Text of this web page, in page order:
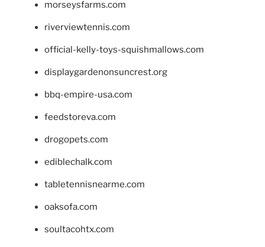
morseysfarms.com
riverviewtennis.com
official-kelly-toys-squishmallows.com
displaygardenonsuncrest.org
bbq-empire-usa.com
feedstoreva.com
drogopets.com
ediblechalk.com
tabletennisnearme.com
oaksofa.com
soultacohtx.com